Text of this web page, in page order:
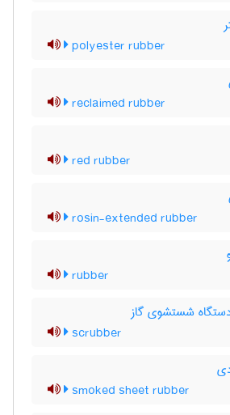
polyester rubber
reclaimed rubber
red rubber
rosin-extended rubber
rubber
شستشوی گاز
scrubber
smoked sheet rubber